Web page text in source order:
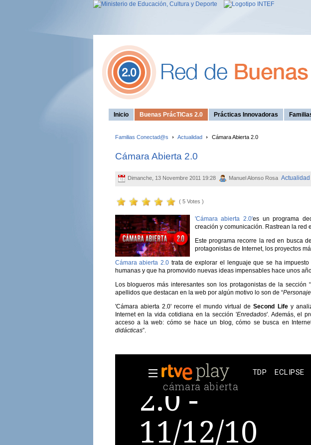
Inicio Buenas PrácTICas 2.0 Prácticas Innovadoras
Familias Conectad@s Actualidad Cámara Abierta 2.0
Cámara Abierta 2.0
Dimanche, 13 Novembre 2011 19:28 Manuel Alonso Rosa Actualidad
( 5 Votes )
'Cámara abierta 2.0'es un programa
creación y comunicación. Rastrean la red
Este programa recorre la red en busca
protagonistas de Internet, los proyectos
Cámara abierta 2.0 trata de explorar el lenguaje que se ha
humanas y que ha promovido nuevas ideas impensables hace unos
Los blogueros más interesantes son los protagonistas de la sección “
apellidos que destacan en la web por algún motivo lo son de “
'Cámara abierta 2.0' recorre el mundo virtual deSecond Lifey
Internet en la vida cotidiana en la sección 'Enredados'. Además, el
acceso a la web: cómo se hace un blog, cómo se busca en
didácticas”.